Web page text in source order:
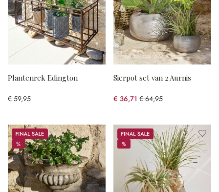
Plantenrek Edington
€ 59,95
Sierpot set van 2 Aurnis
€ 36,71 € 64,95
(43.48% gespart)
Sale
%
%
Sale
%
%